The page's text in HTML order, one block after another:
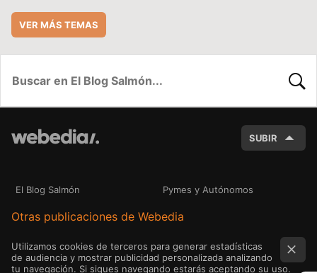
VER MÁS TEMAS
SUBIR
El Blog Salmón Pymes y Autónomos
Otras publicaciones de Webedia
Utilizamos cookies de terceros para generar estadísticas
de audiencia y mostrar publicidad personalizada analizando
tu navegación. Si sigues navegando estarás aceptando su uso.